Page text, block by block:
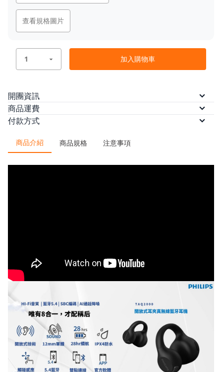
查看規格圖片
加入購物車
開團資訊
預計出貨
依訂單順序出貨。預購商品將依實際到貨
※凡同時購買現貨與預購商品，將依預購
商品運費
本方案無法配送離島，限台灣本島配送
付款方式
（六期）
LINE Pay 悠遊付 / AFTEE 先買後付
/
商品介紹 商品規格 注意事項